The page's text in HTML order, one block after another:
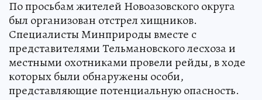
По просьбам жителей Новоазовского округа
был организован отстрел хищников.
Специалисты Минприроды вместе с
представителями Тельмановского лесхоза и
местными охотниками провели рейды, в ходе
которых были обнаружены особи,
представляющие потенциальную опасность.